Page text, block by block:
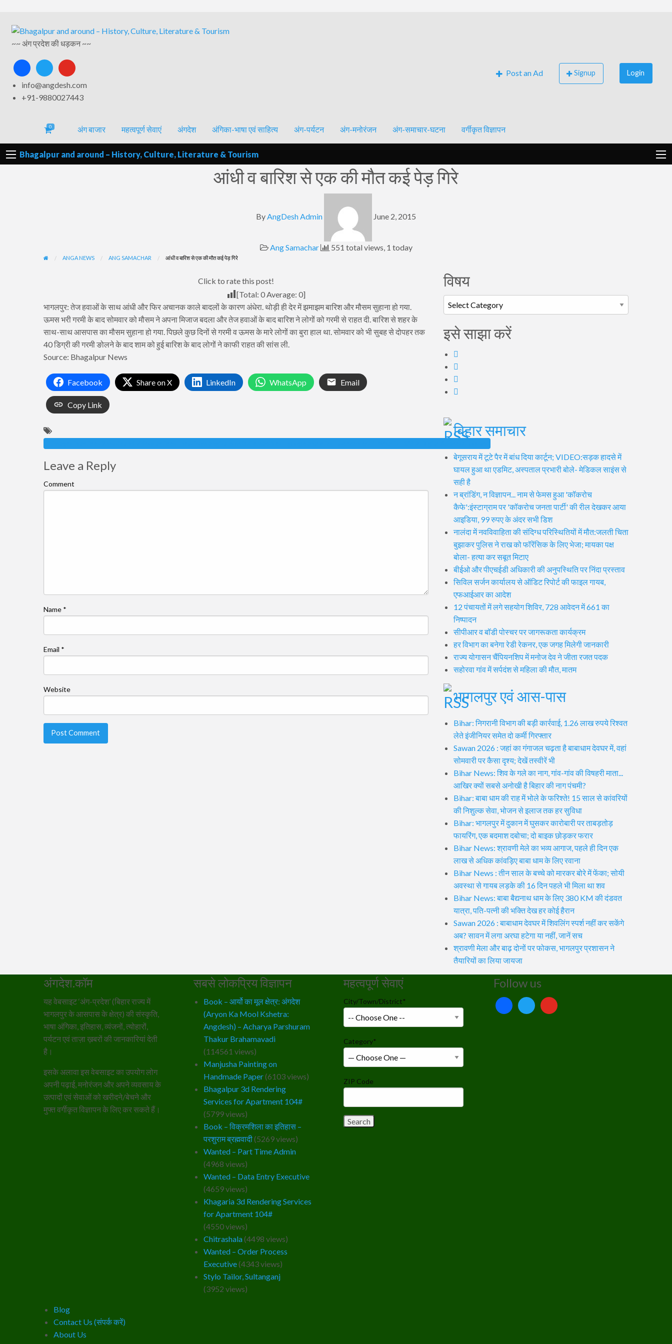
अंगिका-
भाषा एवं
अंग-
पर्यटन
मनोरंजन
अंग-
~~ अंग प्रदेश की धड़कन ~~
facebooktwitteryoutube
info@angdesh.com
+91-9880027443
Post an Ad Signup Login
0 अंग बाजार महत्वपूर्ण सेवाएं अंगदेश अंगिका-भाषा एवं साहित्य अंग-पर्यटन अंग-मनोरंजन अंग-समाचार-घटना वर्गीकृत विज्ञापन
Bhagalpur and around – History, Culture, Literature & Tourism
आंधी व बारिश से एक की मौत कई पेड़ गिरे
ByAngDesh Admin June 2, 2015
Ang Samachar 551 total views, 1 today
ANGA NEWS ANG SAMACHAR आंधी व बारिश से एक की मौत कई पेड़ गिरे
Click to rate this post!
[Total: 0Average: 0]
भागलपुर: तेज हवाओं के साथ आंधी और फिर अचानक काले बादलों के कारण अंधेरा. थोड़ी ही देर में झमाझम बारिश और मौसम सुहाना हो गया.
ऊमस भरी गरमी के बाद सोमवार को मौसम ने अपना मिजाज बदला और तेज हवाओं के बाद बारिश ने लोगों को गरमी से राहत दी. बारिश से शहर के
साथ-साथ आसपास का मौसम सुहाना हो गया. पिछले कुछ दिनों से गरमी व ऊमस के मारे लोगों का बुरा हाल था. सोमवार को भी सुबह से दोपहर तक
40 डिग्री की गरमी ङोलने के बाद शाम को हुई बारिश के बाद लोगों ने काफी राहत की सांस ली.
Source: Bhagalpur News
Facebook Share on X LinkedIn WhatsApp Email
Copy Link
Leave a Reply
Comment
Name *
Email *
Website
विषय
विषय
इसे साझा करें
बिहार समाचार
बेगूसराय में टूटे पैर में बांध दिया कार्टून; VIDEO:सड़क हादसे में
घायल हुआ था एडमिट, अस्पताल प्रभारी बोले- मेडिकल साइंस से
सही है
न ब्रांडिंग, न विज्ञापन... नाम से फेमस हुआ 'कॉकरोच
कैफे':इंस्टाग्राम पर 'कॉकरोच जनता पार्टी' की रील देखकर आया
आइडिया, 99 रुपए के अंदर सभी डिश
नालंदा में नवविवाहिता की संदिग्ध परिस्थितियों में मौत:जलती चिता
बुझाकर पुलिस ने राख को फॉरेंसिक के लिए भेजा; मायका पक्ष
बोला- हत्या कर सबूत मिटाए
बीईओ और पीएचईडी अधिकारी की अनुपस्थिति पर निंदा प्रस्ताव
सिविल सर्जन कार्यालय से ऑडिट रिपोर्ट की फाइल गायब,
एफआईआर का आदेश
12 पंचायतों में लगे सहयोग शिविर, 728 आवेदन में 661 का
निष्पादन
सीपीआर व बॉडी पोस्चर पर जागरूकता कार्यक्रम
हर विभाग का बनेगा रेडी रेकनर, एक जगह मिलेगी जानकारी
राज्य योगासन चैंपियनशिप में मनोज देव ने जीता रजत पदक
सहोरवा गांव में सर्पदंश से महिला की मौत, मातम
भागलपुर एवं आस-पास
Bihar: निगरानी विभाग की बड़ी कार्रवाई, 1.26 लाख रुपये रिश्वत
लेते इंजीनियर समेत दो कर्मी गिरफ्तार
Sawan 2026 : जहां का गंगाजल चढ़ता है बाबाधाम देवघर में, वहां
सोमवारी पर कैसा दृश्य; देखें तस्वीरें भी
Bihar News: शिव के गले का नाग, गांव-गांव की विषहरी माता...
आखिर क्यों सबसे अनोखी है बिहार की नाग पंचमी?
Bihar: बाबा धाम की राह में भोले के फरिश्ते! 15 साल से कांवरियों
की निशुल्क सेवा, भोजन से इलाज तक हर सुविधा
Bihar: भागलपुर में दुकान में घुसकर कारोबारी पर ताबड़तोड़
फायरिंग, एक बदमाश दबोचा; दो बाइक छोड़कर फरार
Bihar News: श्रावणी मेले का भव्य आगाज, पहले ही दिन एक
लाख से अधिक कांवड़िए बाबा धाम के लिए रवाना
Bihar News : तीन साल के बच्चे को मारकर बोरे में फेंका; सोयी
अवस्था से गायब लड़के की 16 दिन पहले भी मिला था शव
Bihar News: बाबा बैद्यनाथ धाम के लिए 380 KM की दंडवत
यात्रा, पति-पत्नी की भक्ति देख हर कोई हैरान
Sawan 2026 : बाबाधाम देवघर में शिवलिंग स्पर्श नहीं कर सकेंगे
अब? सावन में लगा अरघा हटेगा या नहीं, जानें सच
श्रावणी मेला और बाढ़ दोनों पर फोकस, भागलपुर प्रशासन ने
तैयारियों का लिया जायजा
अंगदेश.कॉम
यह वेबसाइट ‘अंग-प्रदेश’ (बिहार राज्य में
भागलपुर के आसपास के क्षेत्र) की संस्कृति,
भाषा अंगिका, इतिहास, व्यंजनों, त्योहारों,
पर्यटन एवं ताज़ा ख़बरों की जानकारियां देती
है।
इसके अलावा इस वेबसाइट का उपयोग लोग
अपनी पढ़ाई, मनोरंजन और अपने व्यवसाय के
उत्पादों एवं सेवाओं को खरीदने/बेचने और
मुफ्त वर्गीकृत विज्ञापन के लिए कर सकते हैं।
सबसे लोकप्रिय विज्ञापन
Book – आर्यो का मूल क्षेत्र: अंगदेश
(Aryon Ka Mool Kshetra:
Angdesh) – Acharya Parshuram
Thakur Brahamavadi
(114561 views)
Manjusha Painting on
Handmade Paper(6103 views)
Bhagalpur 3d Rendering
Services for Apartment 104#
(5799 views)
Book – विक्रमशिला का इतिहास –
परशुराम ब्रह्मवादी(5269 views)
Wanted – Part Time Admin
(4968 views)
Wanted – Data Entry Executive
(4659 views)
Khagaria 3d Rendering Services
for Apartment 104#
(4550 views)
Chitrashala(4498 views)
Wanted – Order Process
Executive(4343 views)
Stylo Tailor, Sultanganj
(3952 views)
महत्वपूर्ण सेवाएं
City/Town/District*
Category*
ZIP Code
Follow us
facebooktwitteryoutube
Blog
Contact Us (संपर्क करें)
About Us